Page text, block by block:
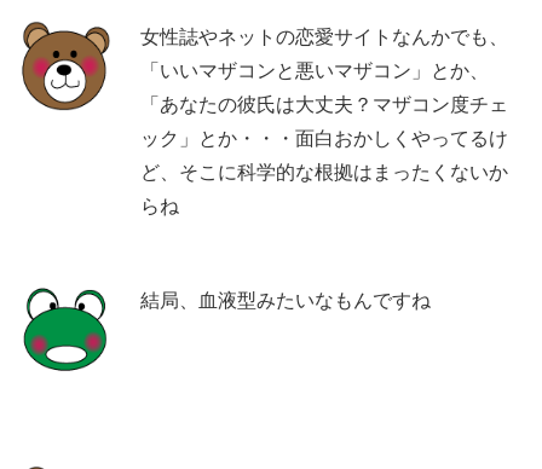
女性誌やネットの恋愛サイトなんかでも、
「いいマザコンと悪いマザコン」とか、
「あなたの彼氏は大丈夫？マザコン度チェ
ック」とか・・・面白おかしくやってるけ
ど、そこに科学的な根拠はまったくないか
らね
結局、血液型みたいなもんですね